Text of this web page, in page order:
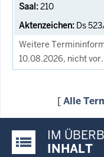
210
Ds
Weitere
10.08.2026, nicht vor.
[Alle
Justiz-Portal im
IM
INHALT